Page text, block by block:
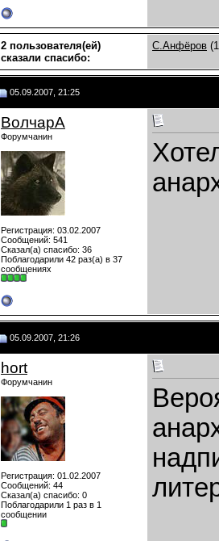
2 пользователя(ей)
сказали cпасибо:
С.Анфёров
05.09.2007, 21:25
ВолчарА
Форумчанин
Регистрация: 03.02.2007
Сообщений: 541
Сказал(а) спасибо: 36
Поблагодарили 42 раз(а) в 37
сообщениях
05.09.2007, 21:26
hort
Форумчанин
Регистрация: 01.02.2007
Сообщений: 44
Сказал(а) спасибо: 0
Поблагодарили 1 раз в 1
сообщении